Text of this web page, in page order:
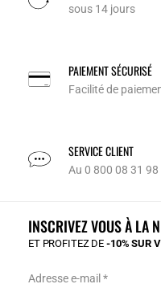
sous 14 jours
PAIEMENT SÉCURISÉ
Facilité de
SERVICE CLIENT
Au 0 800 08 31 98
INSCRIVEZ VOUS À LA
ET PROFITEZ DE-10% SUR
Adresse e-mail